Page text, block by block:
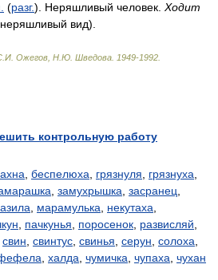
(разг.). Неряшливый человек. Ходит
вид).
Ожегов, Н.Ю. Шведова. 1949-1992
контрольную работу
беспелюха грязнуля грязнуха
замухрышка засранец
марамулька некутаха
пачкунья поросенок развисляй
свин свинтус свинья серун солоха
халда чумичка чупаха чухан